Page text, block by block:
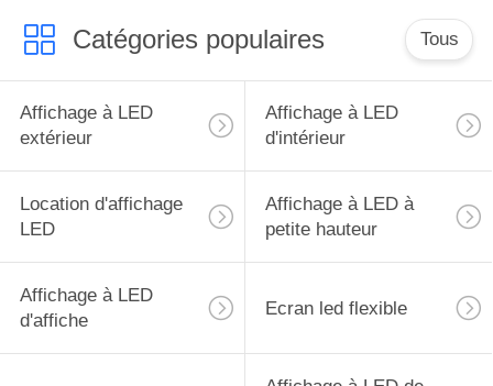
Catégories populaires Tous
Affichage à LED
extérieur
Affichage à LED
d'intérieur
Location d'affichage
LED
Affichage à LED à
petite hauteur
Affichage à LED
d'affiche
Ecran led flexible